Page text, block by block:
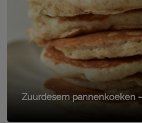
Zuurdesem pannenkoeken